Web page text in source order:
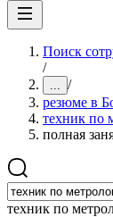
Поиск
/
... /
резюме в
техник по
полная
техник по